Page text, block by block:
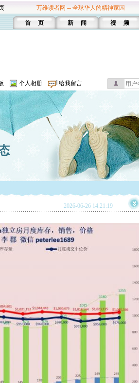
万维读者网 -- 全球华人的精神家园
首 页 新 闻 视 频
个人相册 给我留言
2026-06-26 14:21:19